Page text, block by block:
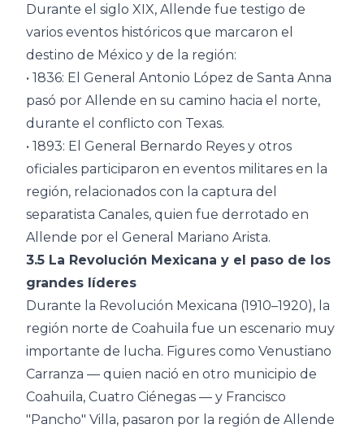
Durante el siglo XIX, Allende fue testigo de
varios eventos históricos que marcaron el
destino de México y de la región:
• 1836: El General Antonio López de Santa Anna
pasó por Allende en su camino hacia el norte,
durante el conflicto con Texas.
• 1893: El General Bernardo Reyes y otros
oficiales participaron en eventos militares en la
región, relacionados con la captura del
separatista Canales, quien fue derrotado en
Allende por el General Mariano Arista.
3.5 La Revolución Mexicana y el paso de los
grandes líderes
Durante la Revolución Mexicana (1910–1920), la
región norte de Coahuila fue un escenario muy
importante de lucha. Figures como Venustiano
Carranza — quien nació en otro municipio de
Coahuila, Cuatro Ciénegas — y Francisco
"Pancho" Villa, pasaron por la región de Allende